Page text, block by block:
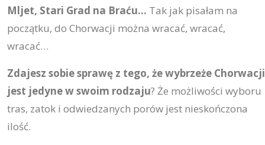
Mljet, Stari Grad na Braću… Tak jak pisałam na
początku, do Chorwacji można wracać, wracać,
wracać…
Zdajesz sobie sprawę z tego, że wybrzeże Chorwacji
jest jedyne w swoim rodzaju? Że możliwości wyboru
tras, zatok i odwiedzanych porów jest nieskończona
ilość.